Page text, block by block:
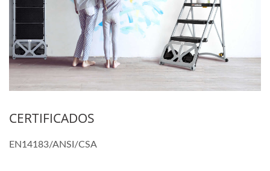
CERTIFICADOS
EN14183/ANSI/CSA